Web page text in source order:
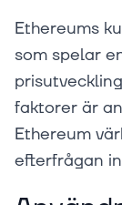
Ethereums
som spelar
faktorer är
Ethereum
efterfrågan